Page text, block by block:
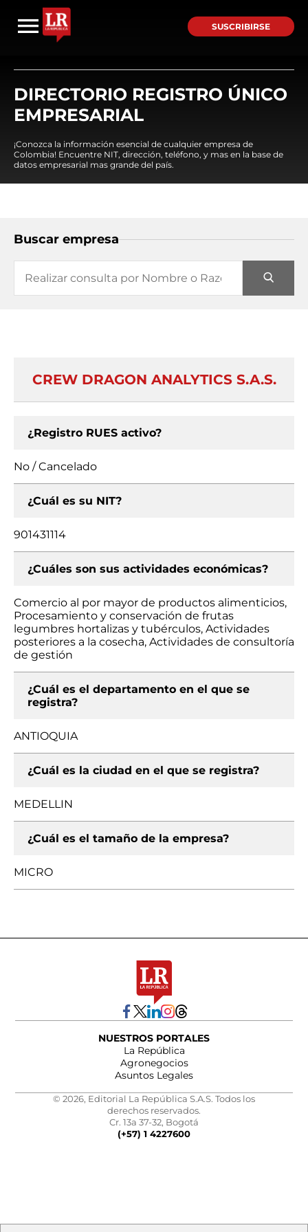
SUSCRIBIRSE
DIRECTORIO REGISTRO ÚNICO
EMPRESARIAL
¡Conozca la información esencial de cualquier empresa de
Colombia! Encuentre NIT, dirección, teléfono, y mas en la base de
datos empresarial mas grande del país.
Buscar empresa
CREW DRAGON ANALYTICS S.A.S.
¿Registro RUES activo?
No / Cancelado
¿Cuál es su NIT?
901431114
¿Cuáles son sus actividades económicas?
Comercio al por mayor de productos alimenticios,
Procesamiento y conservación de frutas
legumbres hortalizas y tubérculos, Actividades
posteriores a la cosecha, Actividades de consultoría
de gestión
¿Cuál es el departamento en el que se
registra?
ANTIOQUIA
¿Cuál es la ciudad en el que se registra?
MEDELLIN
¿Cuál es el tamaño de la empresa?
MICRO
NUESTROS PORTALES
La República
Agronegocios
Asuntos Legales
© 2026, Editorial La República S.A.S. Todos los
derechos reservados.
Cr. 13a 37-32, Bogotá
(+57) 1 4227600